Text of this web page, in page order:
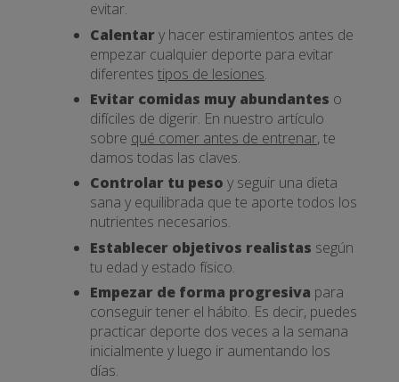
evitar.
Calentar y hacer estiramientos antes de
empezar cualquier deporte para evitar
diferentes tipos de lesiones.
Evitar comidas muy abundantes o
difíciles de digerir. En nuestro artículo
sobre qué comer antes de entrenar, te
damos todas las claves.
Controlar tu peso y seguir una dieta
sana y equilibrada que te aporte todos los
nutrientes necesarios.
Establecer objetivos realistas según
tu edad y estado físico.
Empezar de forma progresiva para
conseguir tener el hábito. Es decir, puedes
practicar deporte dos veces a la semana
inicialmente y luego ir aumentando los
días.